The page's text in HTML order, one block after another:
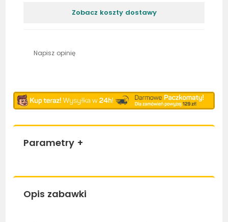
Zobacz koszty dostawy
Napisz opinię
Parametry +
Opis zabawki